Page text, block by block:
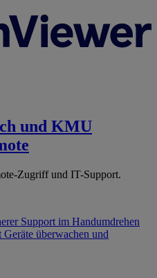
und KMU
Zugriff und IT-Support.
Support im Handumdrehen
Geräte überwachen und